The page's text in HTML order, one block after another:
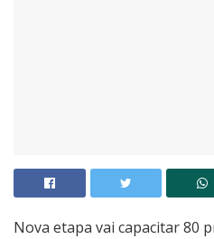
Nova etapa vai capacitar 80